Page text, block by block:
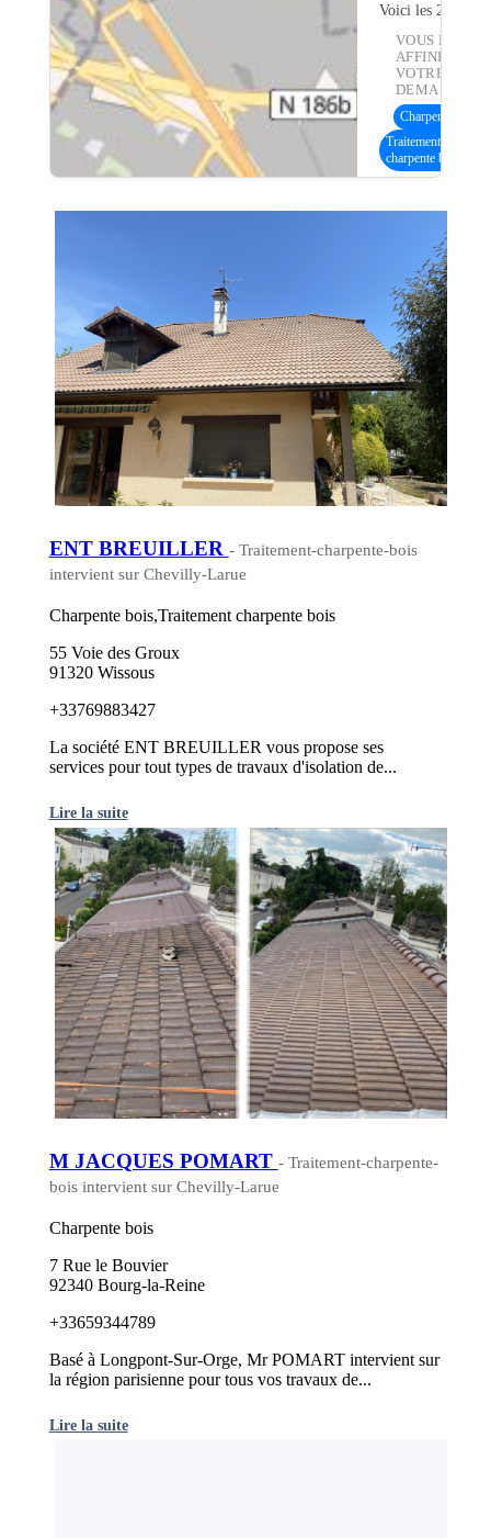
Voici les 20
VOUS
AFFINER
VOTRE
DEMANDE :
Charpente bois
Traitement
charpente bois
ENT BREUILLER - Traitement-charpente-bois
intervient sur Chevilly-Larue
Charpente bois,Traitement charpente bois
55 Voie des Groux
91320 Wissous
+33769883427
La société ENT BREUILLER vous propose ses
services pour tout types de travaux d'isolation de...
Lire la suite
M JACQUES POMART - Traitement-charpente-
bois intervient sur Chevilly-Larue
Charpente bois
7 Rue le Bouvier
92340 Bourg-la-Reine
+33659344789
Basé à Longpont-Sur-Orge, Mr POMART intervient sur
la région parisienne pour tous vos travaux de...
Lire la suite